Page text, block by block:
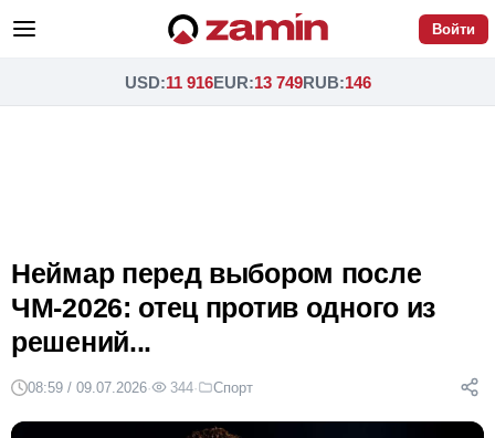
Войти
USD:11 916EUR:13 749RUB:146
Неймар перед выбором после
ЧМ-2026: отец против одного из
решений...
08:59 / 09.07.2026· 344· Спорт